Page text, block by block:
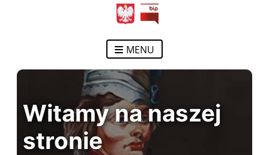
MENU
Witamy na naszej
stronie